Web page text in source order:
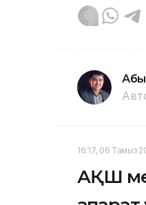
16:17, 06 Тамыз
АҚШ